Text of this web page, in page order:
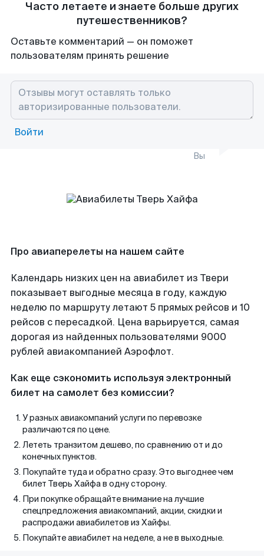
Часто летаете и знаете больше других
путешественников?
Оставьте комментарий — он поможет
пользователям принять решение
Войти
Вы
Про авиаперелеты на нашем сайте
Календарь низких цен на авиабилет из Твери
показывает выгодные месяца в году, каждую
неделю по маршруту летают 5 прямых рейсов и 10
рейсов с пересадкой. Цена варьируется, самая
дорогая из найденных пользователями 9000
рублей авиакомпанией Аэрофлот.
Как еще сэкономить используя электронный
билет на самолет без комиссии?
У разных авиакомпаний услуги по перевозке
различаются по цене.
Лететь транзитом дешево, по сравнению от и до
конечных пунктов.
Покупайте туда и обратно сразу. Это выгоднее чем
билет Тверь Хайфа в одну сторону.
При покупке обращайте внимание на лучшие
спецпредложения авиакомпаний, акции, скидки и
распродажи авиабилетов из Хайфы.
Покупайте авиабилет на неделе, а не в выходные.